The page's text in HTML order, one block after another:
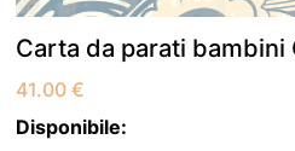
Carta da parati bambini
41.00€
Disponibile: